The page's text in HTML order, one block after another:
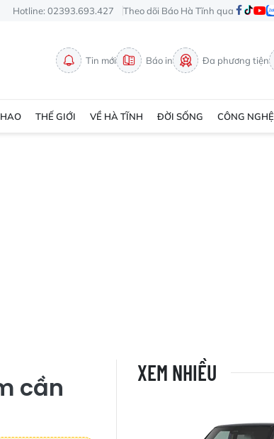
Hotline: 02393.693.427 Theo dõi Báo Hà Tĩnh qua
Tin mới Báo in Đa phương tiện
THẾ GIỚI VỀ HÀ TĨNH ĐỜI SỐNG CÔNG NGHỆ
cần
XEM NHIỀU